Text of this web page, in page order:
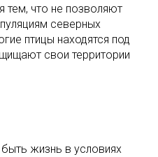
тем, что не позволяют
северных
птицы находятся под
свои территории
жизнь в условиях